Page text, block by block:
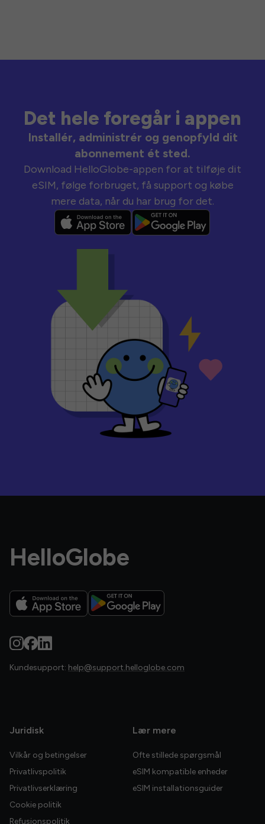
Det hele foregår i appen
Installér, administrér og genopfyld dit
abonnement ét sted.
Download HelloGlobe-appen for at tilføje dit
eSIM, følge forbruget, få support og købe
mere data, når du har brug for det.
HelloGlobe
Kundesupport: help@support.helloglobe.com
Juridisk
Vilkår og betingelser
Privatlivspolitik
Privatlivserklæring
Cookie politik
Refusionspolitik
Lær mere
Ofte stillede spørgsmål
eSIM kompatible enheder
eSIM installationsguider